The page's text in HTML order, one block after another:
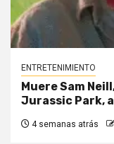
ENTRETENIMIENTO
Muere Sam
Jurassic Park,
4 semanas atrás